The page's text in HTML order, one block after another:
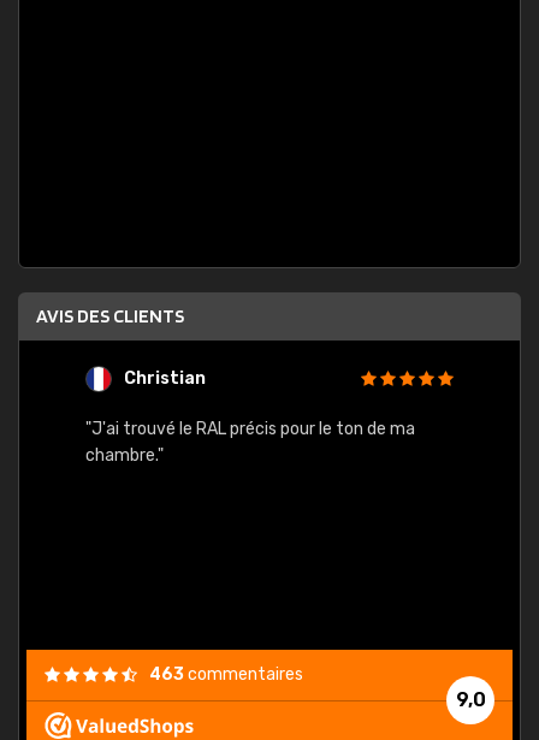
AVIS DES CLIENTS
Christian
"J'ai trouvé le RAL précis pour le ton de ma
chambre."
9,0
463commentaires